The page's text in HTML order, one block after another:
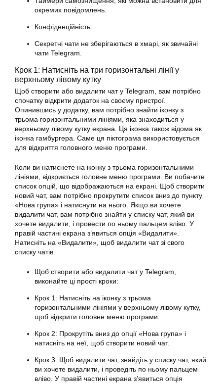
окремих повідомлень.
Конфіденційність:
Секретні чати не зберігаються в хмарі, як звичайні
чати Telegram.
Крок 1: Натисніть на три горизонтальні лінії у
верхньому лівому кутку
Щоб створити або видалити чат у Telegram, вам потрібно
спочатку відкрити додаток на своєму пристрої.
Опинившись у додатку, вам потрібно знайти іконку з
трьома горизонтальними лініями, яка знаходиться у
верхньому лівому кутку екрана. Ця іконка також відома як
іконка гамбургера. Саме ця піктограма використовується
для відкриття головного меню програми.
Коли ви натиснете на іконку з трьома горизонтальними
лініями, відкриється головне меню програми. Ви побачите
список опцій, що відображаються на екрані. Щоб створити
новий чат, вам потрібно прокрутити список вниз до пункту
«Нова група» і натиснути на нього. Якщо ви хочете
видалити чат, вам потрібно знайти у списку чат, який ви
хочете видалити, і провести по ньому пальцем вліво. У
правій частині екрана з’явиться опція «Видалити».
Натисніть на «Видалити», щоб видалити чат зі свого
списку чатів.
Щоб створити або видалити чат у Telegram,
виконайте ці прості кроки:
Крок 1: Натисніть на іконку з трьома
горизонтальними лініями у верхньому лівому кутку,
щоб відкрити головне меню програми.
Крок 2: Прокрутіть вниз до опції «Нова група» і
натисніть на неї, щоб створити новий чат.
Крок 3: Щоб видалити чат, знайдіть у списку чат, який
ви хочете видалити, і проведіть по ньому пальцем
вліво. У правій частині екрана з’явиться опція